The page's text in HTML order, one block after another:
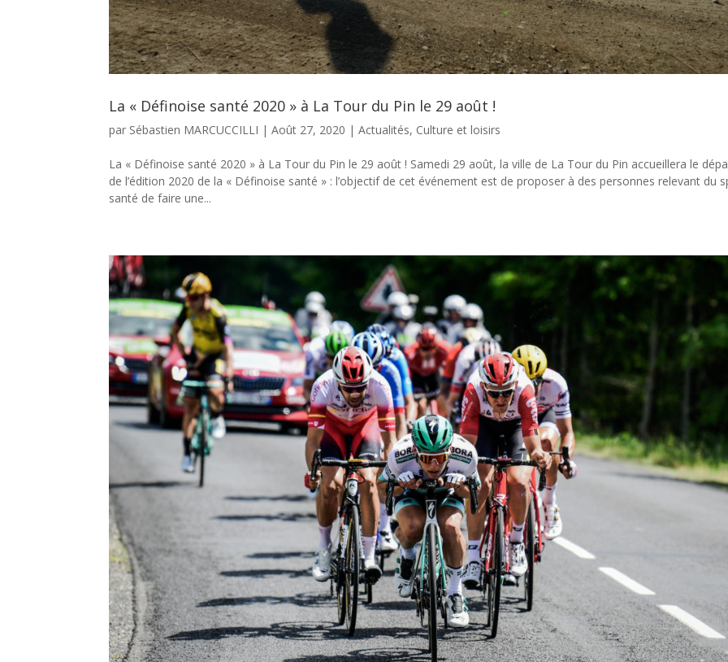
La « Définoise santé 2020 » à La Tour du Pin le 29 août !
par Sébastien MARCUCCILLI |Août 27, 2020 |Actualités, Culture et loisirs
La « Définoise santé 2020 » à La Tour du Pin le 29 août ! Samedi 29 août, la ville de La Tour du Pin accueillera le
de l’édition 2020 de la « Définoise santé » : l’objectif de cet événement est de proposer à des personnes relevant du
santé de faire une...